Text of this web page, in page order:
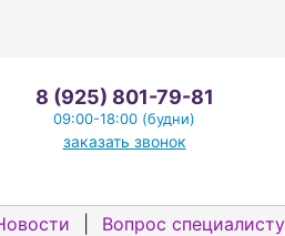
8 (925) 801-79-81
09:00-18:00 (будни)
заказать звонок
Вопрос специалисту